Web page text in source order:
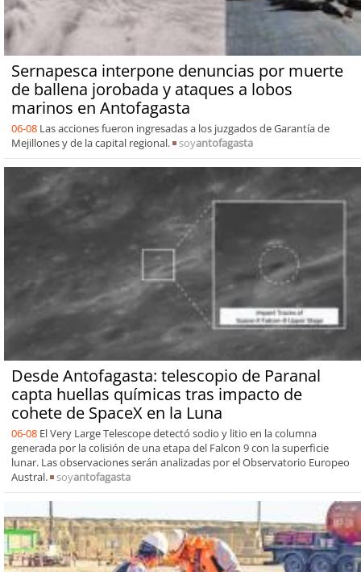
Sernapesca interpone denuncias por muerte
de ballena jorobada y ataques a lobos
marinos en Antofagasta
06-08 Las acciones fueron ingresadas a los juzgados de Garantía de
Mejillones y de la capital regional.
soyantofagasta
Desde Antofagasta: telescopio de Paranal
capta huellas químicas tras impacto de
cohete de SpaceX en la Luna
06-08 El Very Large Telescope detectó sodio y litio en la columna
generada por la colisión de una etapa del Falcon 9 con la superficie
lunar. Las observaciones serán analizadas por el Observatorio Europeo
Austral.
soyantofagasta